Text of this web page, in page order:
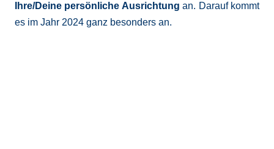
Ihre/Deine persönliche Ausrichtung an. Darauf kommt
es im Jahr 2024 ganz besonders an.